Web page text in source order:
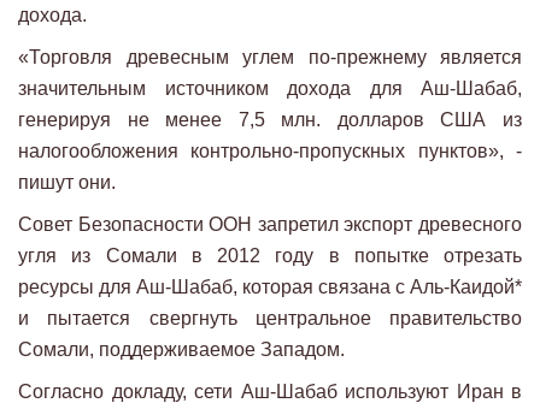
дохода.
«Торговля древесным углем по-прежнему является
значительным источником дохода для Аш-Шабаб,
генерируя не менее 7,5 млн. долларов США из
налогообложения контрольно-пропускных пунктов», -
пишут они.
Совет Безопасности ООН запретил экспорт древесного
угля из Сомали в 2012 году в попытке отрезать
ресурсы для Аш-Шабаб, которая связана с Аль-Каидой*
и пытается свергнуть центральное правительство
Сомали, поддерживаемое Западом.
Согласно докладу, сети Аш-Шабаб используют Иран в